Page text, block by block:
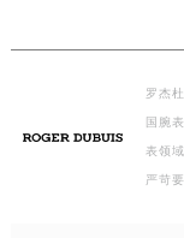
罗杰
国腕
表领
严苛